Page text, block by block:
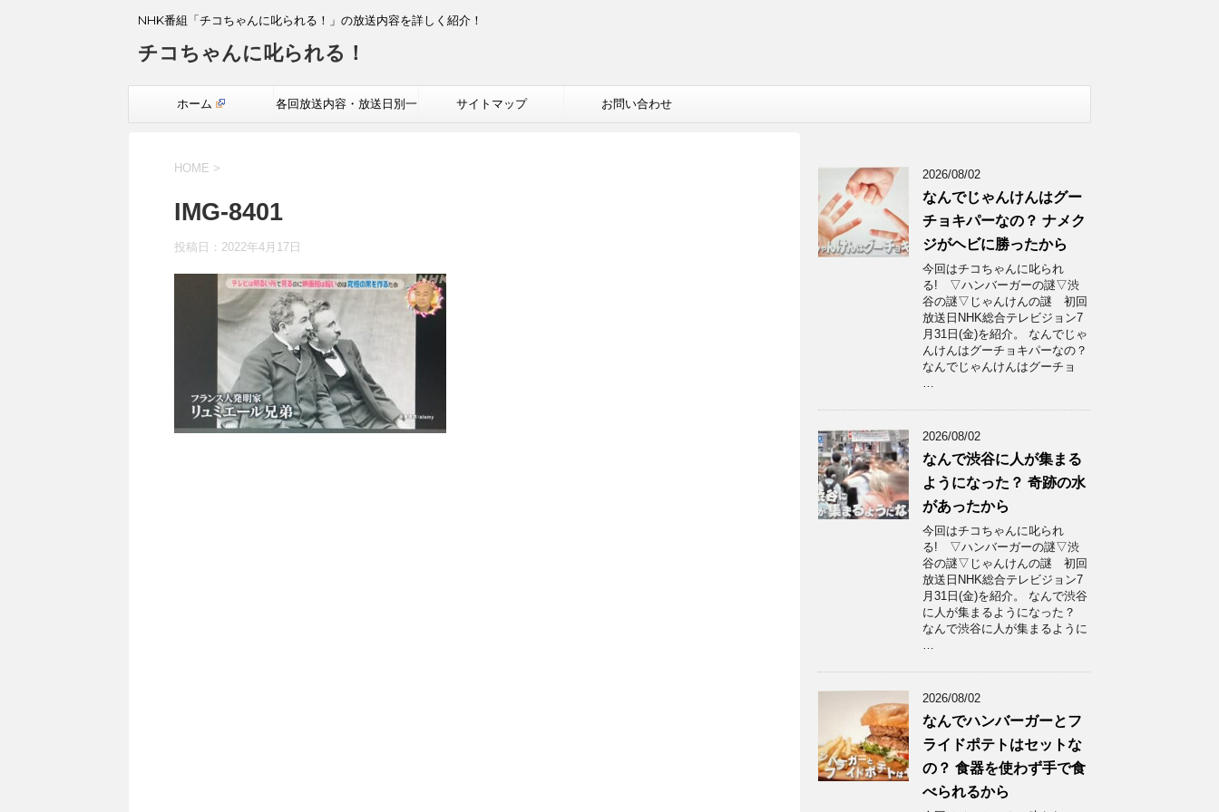
NHK番組「チコちゃんに叱られる！」の放送内容を詳しく紹介！
チコちゃんに叱られる！
ホーム 各回放送内容・放送日別一 サイトマップ お問い合わせ
HOME >
IMG-8401
投稿日： 2022年4月17日
2026/08/02
なんでじゃんけんはグー
チョキパーなの？ ナメク
ジがヘビに勝ったから
今回はチコちゃんに叱られ
る! ▽ハンバーガーの謎▽渋
谷の謎▽じゃんけんの謎 初回
放送日NHK総合テレビジョン7
月31日(金)を紹介。 なんでじゃ
んけんはグーチョキパーなの？
なんでじゃんけんはグーチョ
…
2026/08/02
なんで渋谷に人が集まる
ようになった？ 奇跡の水
があったから
今回はチコちゃんに叱られ
る! ▽ハンバーガーの謎▽渋
谷の謎▽じゃんけんの謎 初回
放送日NHK総合テレビジョン7
月31日(金)を紹介。 なんで渋谷
に人が集まるようになった？
なんで渋谷に人が集まるように
…
2026/08/02
なんでハンバーガーとフ
ライドポテトはセットな
の？ 食器を使わず手で食
べられるから